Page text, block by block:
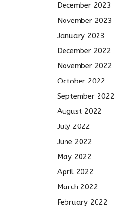
December 2023
November 2023
January 2023
December 2022
November 2022
October 2022
September 2022
August 2022
July 2022
June 2022
May 2022
April 2022
March 2022
February 2022